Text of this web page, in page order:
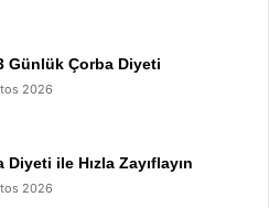
Günlük Çorba Diyeti
2026
ile Hızla Zayıflayın
2026